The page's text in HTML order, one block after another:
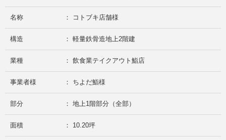
名称 ： コトブキ店舗様
構造 ： 軽量鉄骨造地上2階建
業種 ： 飲食業テイクアウト鮨店
事業者様 ： ちよだ鮨様
部分 ： 地上1階部分（全部）
面積 ： 10.20坪